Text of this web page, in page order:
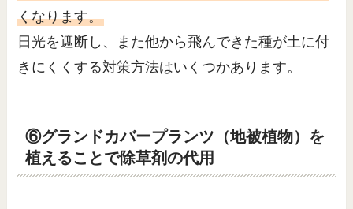
くなります。
日光を遮断し、また他から飛んできた種が土に付
きにくくする対策方法はいくつかあります。
⑥グランドカバープランツ（地被植物）を
植えることで除草剤の代用